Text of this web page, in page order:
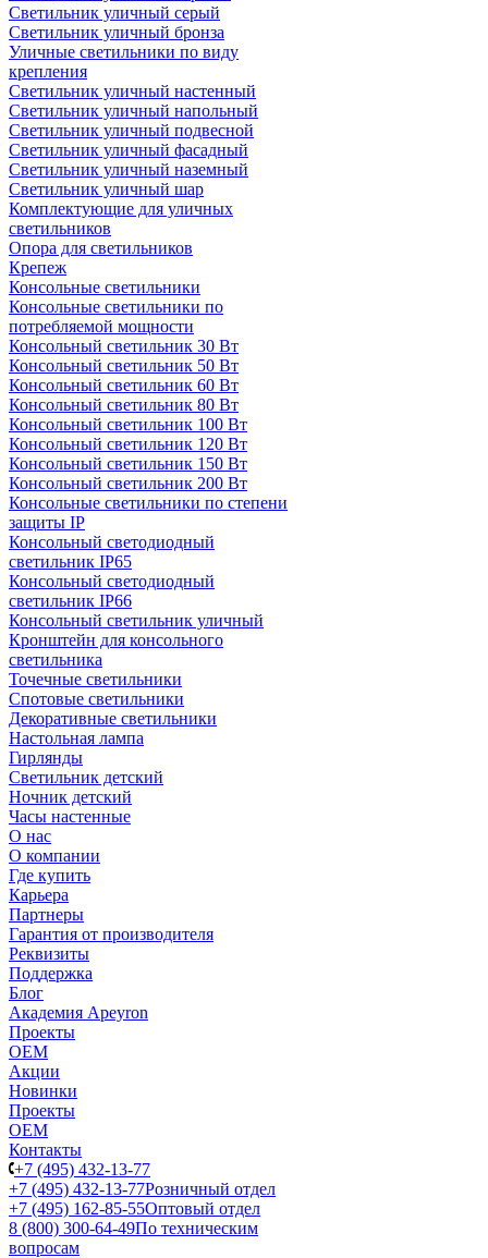
Светильник уличный серый
Светильник уличный бронза
Уличные светильники по виду
крепления
Светильник уличный настенный
Светильник уличный напольный
Светильник уличный подвесной
Светильник уличный фасадный
Светильник уличный наземный
Cветильник уличный шар
Комплектующие для уличных
светильников
Опора для светильников
Крепеж
Консольные светильники
Консольные светильники по
потребляемой мощности
Консольный светильник 30 Вт
Консольный светильник 50 Вт
Консольный светильник 60 Вт
Консольный светильник 80 Вт
Консольный светильник 100 Вт
Консольный светильник 120 Вт
Консольный светильник 150 Вт
Консольный светильник 200 Вт
Консольные светильники по степени
защиты IP
Консольный светодиодный
светильник IP65
Консольный светодиодный
светильник IP66
Консольный светильник уличный
Кронштейн для консольного
светильника
Точечные светильники
Спотовые светильники
Декоративные светильники
Настольная лампа
Гирлянды
Светильник детский
Ночник детский
Часы настенные
О нас
О компании
Где купить
Карьера
Партнеры
Гарантия от производителя
Реквизиты
Поддержка
Блог
Академия Apeyron
Проекты
ОЕМ
Акции
Новинки
Проекты
ОЕМ
Контакты
+7 (495) 432-13-77
+7 (495) 432-13-77Розничный отдел
+7 (495) 162-85-55Оптовый отдел
8 (800) 300-64-49По техническим
вопросам